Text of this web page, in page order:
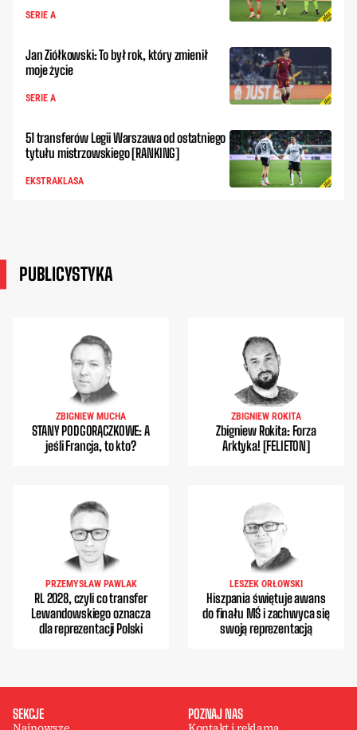
SERIE A
Jan Ziółkowski: To był rok, który zmienił
moje życie
SERIE A
51 transferów Legii Warszawa od ostatniego
tytułu mistrzowskiego [RANKING]
EKSTRAKLASA
PUBLICYSTYKA
ZBIGNIEW MUCHA
STANY PODGORĄCZKOWE: A
jeśli Francja, to kto?
ZBIGNIEW ROKITA
Zbigniew Rokita: Forza
Arktyka! [FELIETON]
PRZEMYSŁAW PAWLAK
RL 2028, czyli co transfer
Lewandowskiego oznacza
dla reprezentacji Polski
LESZEK ORŁOWSKI
Hiszpania świętuje awans
do finału MŚ i zachwyca się
swoją reprezentacją
SEKCJE POZNAJ NAS